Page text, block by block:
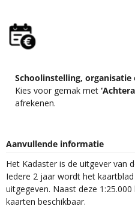
Schoolinstelling, organisatie
Kies voor gemak met
afrekenen.
Aanvullende informatie
Het Kadaster is de uitgever van
Iedere 2 jaar wordt het
uitgegeven. Naast deze
kaarten beschikbaar.